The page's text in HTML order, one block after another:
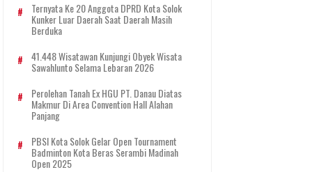
Ternyata Ke 20 Anggota DPRD Kota Solok
Kunker Luar Daerah Saat Daerah Masih
Berduka
41.448 Wisatawan Kunjungi Obyek Wisata
Sawahlunto Selama Lebaran 2026
Perolehan Tanah Ex HGU PT. Danau Diatas
Makmur Di Area Convention Hall Alahan
Panjang
PBSI Kota Solok Gelar Open Tournament
Badminton Kota Beras Serambi Madinah
Open 2025